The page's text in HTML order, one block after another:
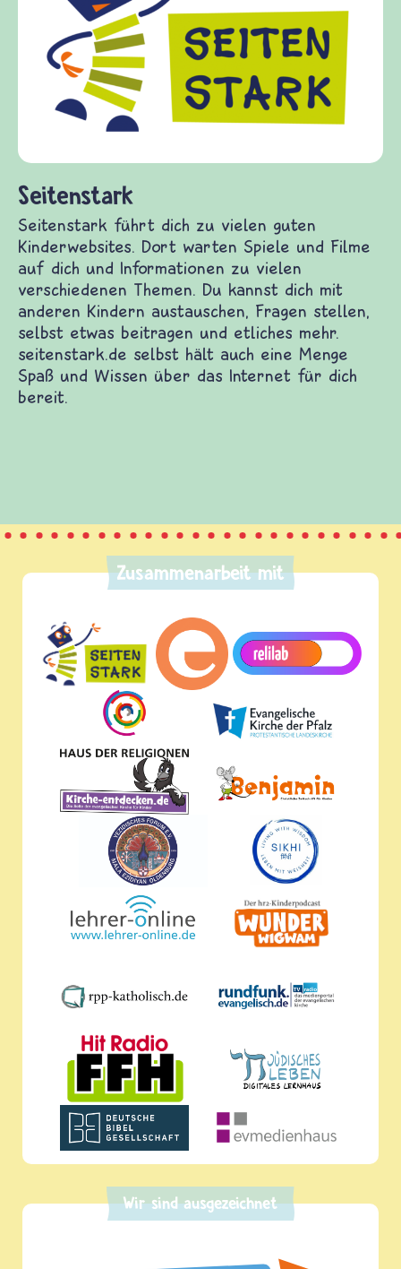
Dort warten Spiele und Filme auf
Themen. Du kannst dich mit anderen Kindern
und etliches mehr. seitenstark.de selbst
frieden-fragen.de ist ein Internet-Angebot für
Kinder, Eltern und ErzieherInnen das zu
Fragen von Krieg und Frieden, Streit und
Gewalt informiert und einen Austausch zu
diesem Themenbereich ermöglicht. frieden-
fragen.de bietet Antworten auf wichtige
und Frieden, Streit und Gewalt.
Zusammenarbeit mit
Wir sind ausgezeichnet